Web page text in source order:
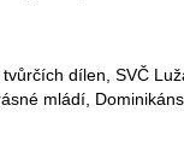
dílen, SVČ
mládí,